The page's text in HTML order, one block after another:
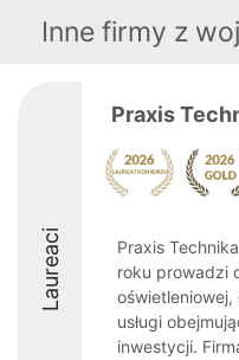
Inne firmy z
Laureaci
Praxis
Praxis
roku prowadzi
usługi
inwestycji.